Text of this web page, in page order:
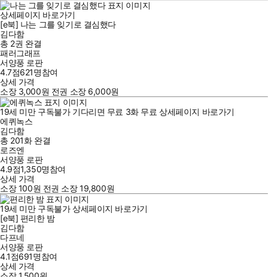
상세페이지 바로가기
[e북] 나는 그를 잊기로 결심했다
김다함
총 2권 완결
패러그래프
서양풍 로판
4.7점621명참여
상세 가격
소장 3,000원 전권 소장 6,000원
19세 미만 구독불가 기다리면 무료 3화 무료 상세페이지 바로가기
에퀴녹스
김다함
총 201화 완결
로즈엔
서양풍 로판
4.9점1,350명참여
상세 가격
소장100원 전권 소장19,800원
19세 미만 구독불가 상세페이지 바로가기
[e북] 편리한 밤
김다함
다프네
서양풍 로판
4.1점691명참여
상세 가격